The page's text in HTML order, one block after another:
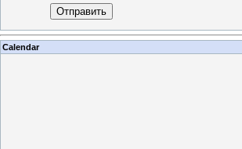
Отправить
Calendar